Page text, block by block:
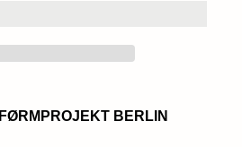
FØRMPROJEKT BERLIN